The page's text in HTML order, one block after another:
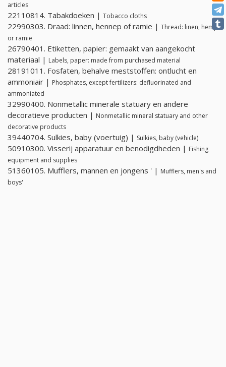
articles
22110814. Tabakdoeken | Tobacco cloths
22990303. Draad: linnen, hennep of ramie | Thread: linen, hemp
or ramie
26790401. Etiketten, papier: gemaakt van aangekocht
materiaal | Labels, paper: made from purchased material
28191011. Fosfaten, behalve meststoffen: ontlucht en
ammoniair | Phosphates, except fertilizers: defluorinated and
ammoniated
32990400. Nonmetallic minerale statuary en andere
decoratieve producten | Nonmetallic mineral statuary and other
decorative products
39440704. Sulkies, baby (voertuig) | Sulkies, baby (vehicle)
50910300. Visserij apparatuur en benodigdheden | Fishing
equipment and supplies
51360105. Mufflers, mannen en jongens ' | Mufflers, men's and
boys'